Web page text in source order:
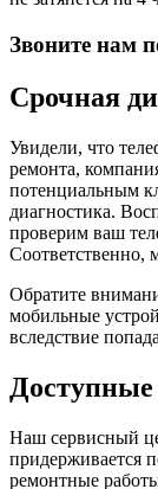
Звоните нам
Срочная
Увидели, что
ремонта,
потенциальным
диагностика.
проверим ваш
Соответственно,
Обратите
мобильные
вследствие
Наш сервисный
придерживается
ремонтные